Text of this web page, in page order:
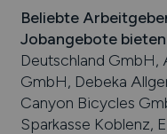
Beliebte
Jobangebote bieten
Deutschland GmbH,
GmbH, Debeka
Canyon Bicycles
Sparkasse Koblenz,